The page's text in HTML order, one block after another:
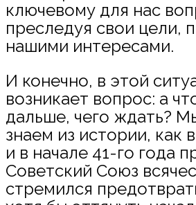
ключевому для нас
преследуя свои цели,
нашими интересами.
И конечно, в этой
возникает вопрос: а
дальше, чего ждать?
знаем из истории, как
и в начале 41-го года
Советский Союз
стремился